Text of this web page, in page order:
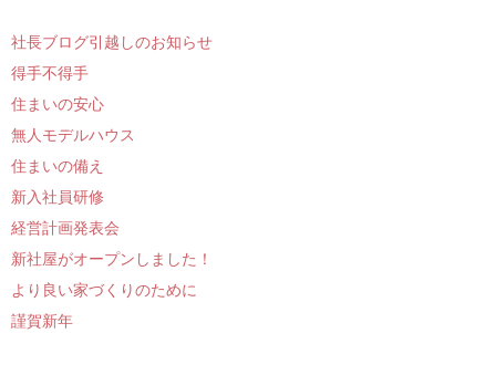
社長ブログ引越しのお知らせ
得手不得手
住まいの安心
無人モデルハウス
住まいの備え
新入社員研修
経営計画発表会
新社屋がオープンしました！
より良い家づくりのために
謹賀新年